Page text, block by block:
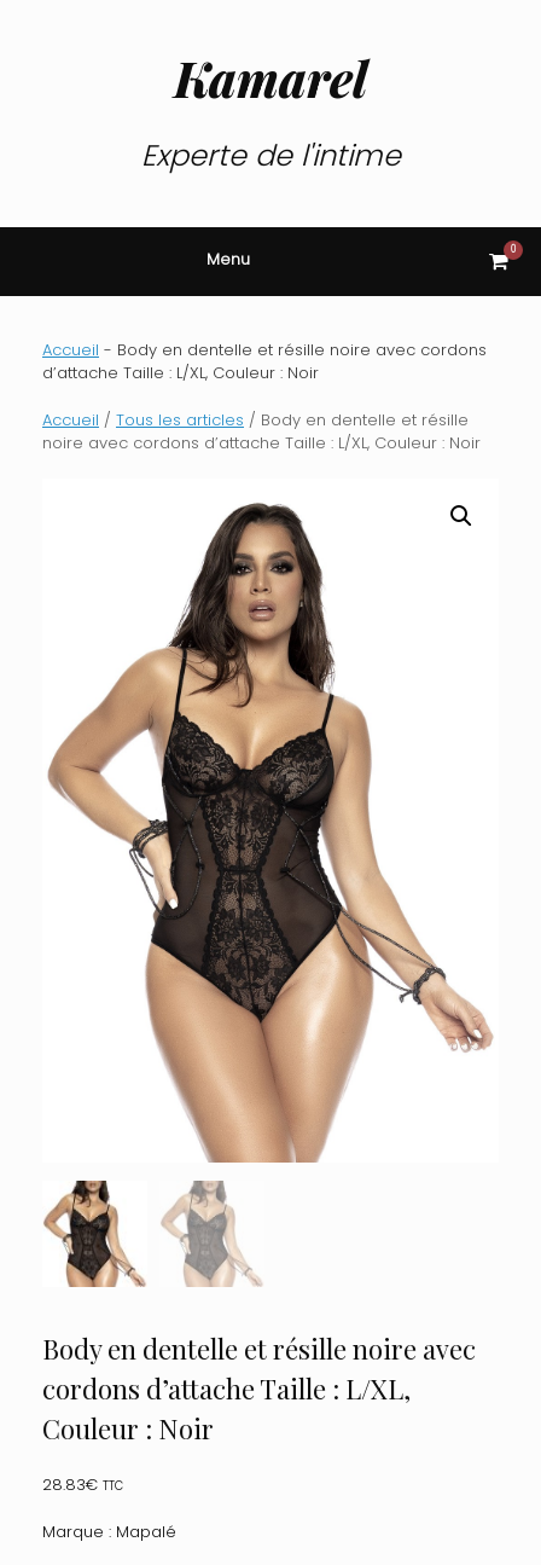
Kamarel
Experte de l'intime
Menu View
cart
0
Accueil - Body en dentelle et résille noire avec cordons
d’attache Taille : L/XL, Couleur : Noir
Accueil / Tous les articles / Body en dentelle et résille
noire avec cordons d’attache Taille : L/XL, Couleur : Noir
Body en dentelle et résille noire avec
cordons d’attache Taille : L/XL,
Couleur : Noir
28.83€ TTC
Marque : Mapalé